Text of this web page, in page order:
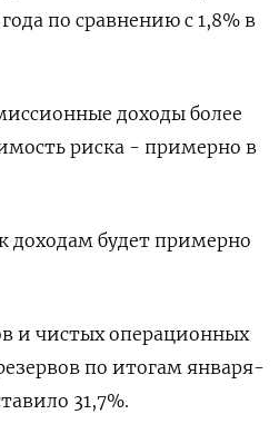
по сравнению с 1,8% в
доходы более
риска - примерно в
доходам будет примерно
и чистых операционных
по итогам января-
31,7%.